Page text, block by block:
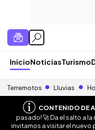
InicioNoticiasTurismo
Terremotos Lluvias
CONTENIDO DE
pasado! 🚀 Da el salto a
invitamos a visitar el